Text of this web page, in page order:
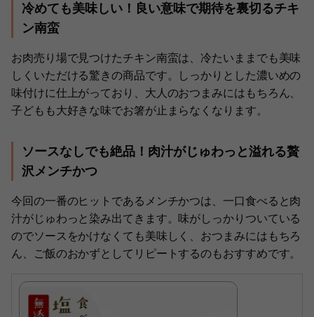
冷めても美味しい！良い意味で期待を裏切るチキ
ン南蛮
お肉売り場で見つけたチキン南蛮は、冷たいままでも美味
しくいただける驚きの商品です。しっかりとした濃いめの
味付けに仕上がっており、大人のおつまみにはもちろん、
子どもも大好きな味でお箸が止まらなくなります。
ソースなしでも絶品！肉汁がじゅわっと溢れる贅
沢メンチかつ
今回の一番のヒットであるメンチかつは、一口食べると肉
汁がじゅわっと染み出てきます。味がしっかりついている
のでソースをかけなくても美味しく、おつまみにはもちろ
ん、ご飯のおかずとしてリピートするのもおすすめです。